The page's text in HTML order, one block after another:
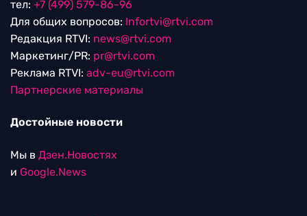
тел: +7 (499) 579-86-96
Для общих вопросов: Infortvi@rtvi.com
Редакция RTVI: news@rtvi.com
Маркетинг/PR: pr@rtvi.com
Реклама RTVI: adv-eu@rtvi.com
Партнерские материалы
Достойные новости
Мы в Дзен.Новостях
и Google.News